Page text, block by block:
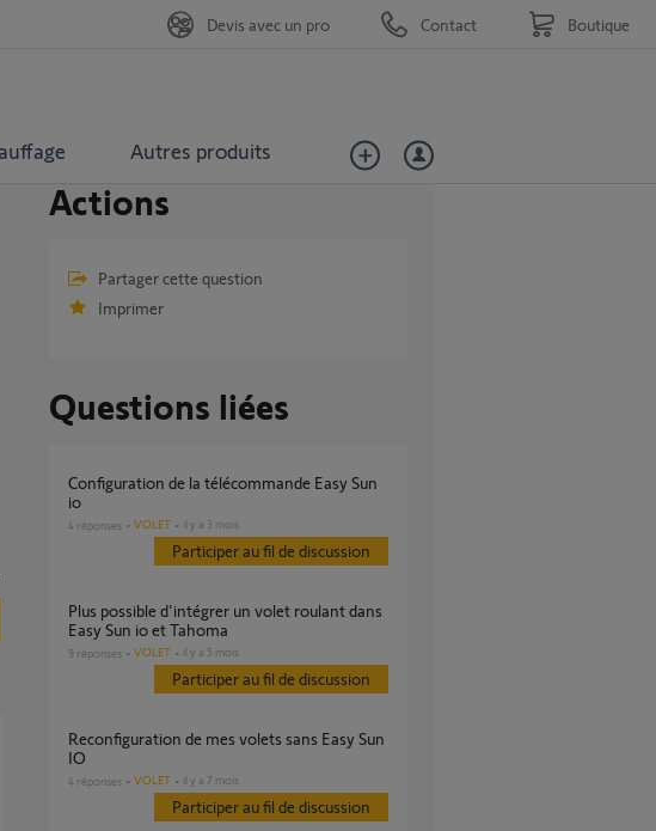
Autres produits
Devis avec un pro Contact Boutique
Actions
Partager cette question
Imprimer
Questions liées
Configuration de la télécommande Easy Sun
io
4 réponses VOLET il y a 3 mois
Participer au fil de discussion
Plus possible d'intégrer un volet roulant dans
Easy Sun io et Tahoma
9 réponses VOLET il y a 5 mois
Participer au fil de discussion
Reconfiguration de mes volets sans Easy Sun
IO
4 réponses VOLET il y a 7 mois
Participer au fil de discussion